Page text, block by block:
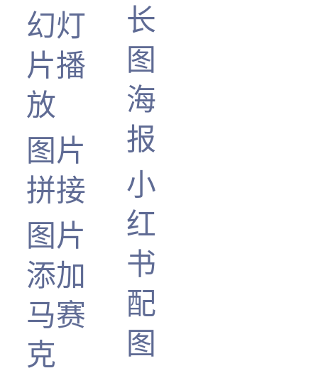
幻灯
片播
放
图片
拼接
图片
添加
马赛
克
长
图
海
报
小
红
书
配
图